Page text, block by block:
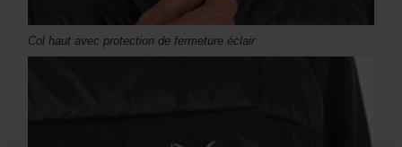
Col haut avec protection de fermeture éclair